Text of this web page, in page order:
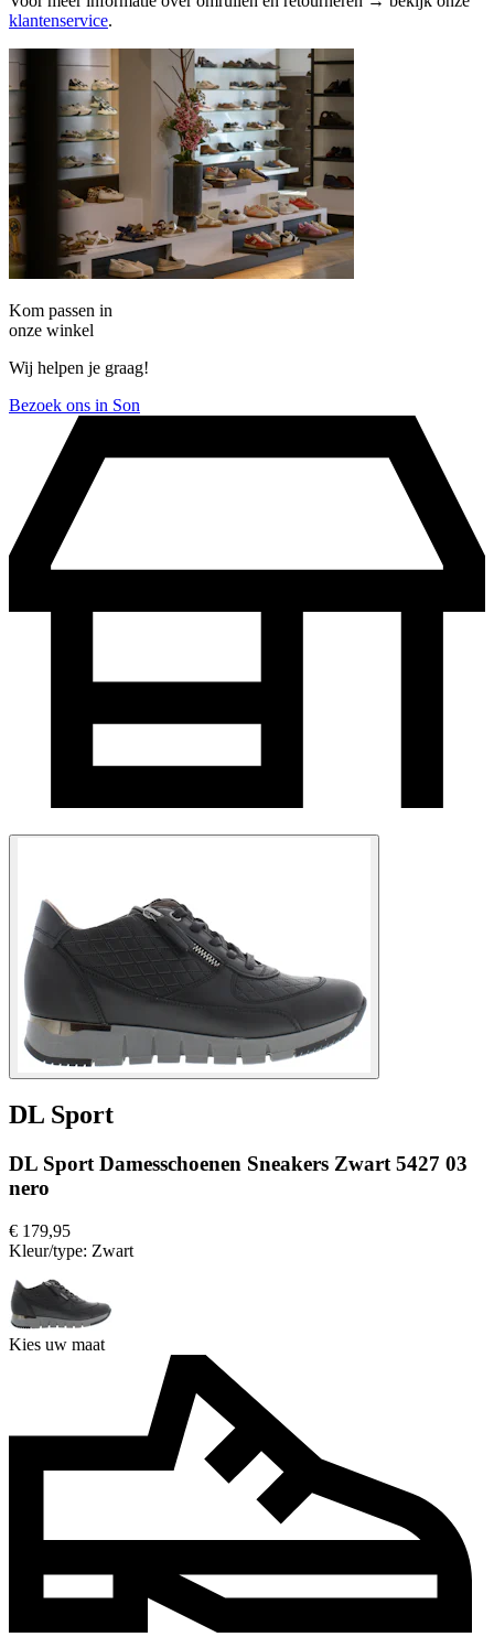
klantenservice.
Kom passen in
onze winkel
Wij helpen je graag!
Bezoek ons in Son
DL Sport
DL Sport Damesschoenen Sneakers Zwart 5427 03
nero
€ 179,95
Kleur/type: Zwart
Kies uw maat